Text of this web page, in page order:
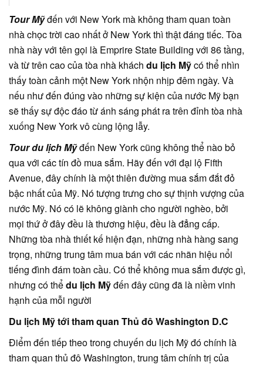
Tour Mỹđến với New York mà không tham quan toàn
nhà chọc trời cao nhất ở New York thì thật đáng tiếc. Tòa
nhà này với tên gọi là Emprire State Building với 86 tầng,
và từ trên cao của tòa nhà khách du lịch Mỹcó thể nhìn
thấy toàn cảnh một New York nhộn nhịp đêm ngày. Và
nếu như đến đúng vào những sự kiện của nước Mỹ bạn
sẽ thấy sự độc đáo từ ánh sáng phát ra trên đỉnh tòa nhà
xuống New York vô cùng lộng lẫy.
Tour du lịch Mỹđến New York cũng không thể nào bỏ
qua với các tín đồ mua sắm. Hãy đến với đại lộ Fifth
Avenue, đây chính là một thiên đường mua sắm đắt đỏ
bậc nhất của Mỹ. Nó tượng trưng cho sự thịnh vượng của
nước Mỹ. Nó có lẽ không giành cho người nghèo, bởi
mọi thứ ở đây đều là thương hiệu, đều là đẳng cấp.
Những tòa nhà thiết kế hiện đạn, những nhà hàng sang
trọng, những trung tâm mua bán với các nhãn hiệu nổi
tiếng đình đám toàn cầu. Có thể không mua sắm được gì,
nhưng có thểdu lịch Mỹđến đây cũng đã là niềm vinh
hạnh của mỗi người
Du lịch Mỹ tới tham quan Thủ đô Washington D.C
Điểm đến tiếp theo trong chuyến du lịch Mỹ đó chính là
tham quan thủ đô Washington, trung tâm chính trị của